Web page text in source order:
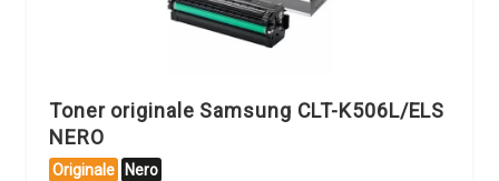
Toner originale Samsung CLT-K506L/ELS
NERO
Originale Nero